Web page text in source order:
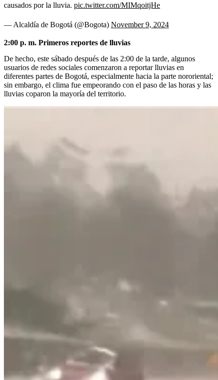
causados por la lluvia. pic.twitter.com/MIMqoitjHe
— Alcaldía de Bogotá (@Bogota) November 9, 2024
2:00 p. m. Primeros reportes de lluvias
De hecho, este sábado después de las 2:00 de la tarde, algunos
usuarios de redes sociales comenzaron a reportar lluvias en
diferentes partes de Bogotá, especialmente hacia la parte nororiental;
sin embargo, el clima fue empeorando con el paso de las horas y las
lluvias coparon la mayoría del territorio.